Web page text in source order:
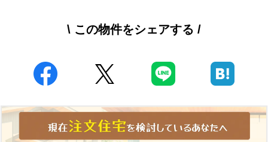
\ この物件をシェアする /